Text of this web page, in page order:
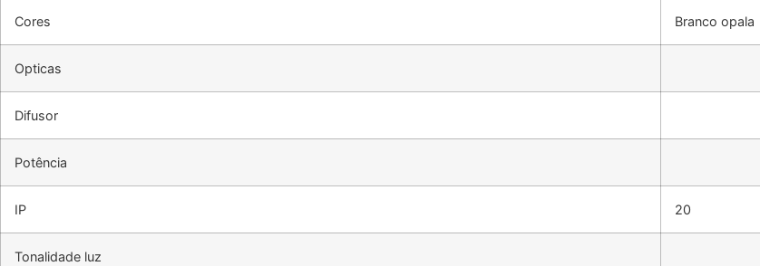
Cores Branco opala
Opticas
Difusor
Potência
IP 20
Tonalidade luz